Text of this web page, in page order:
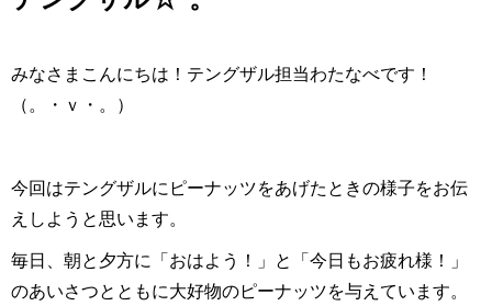
みなさまこんにちは！テングザル担当わたなべです！
（。・ｖ・。）
今回はテングザルにピーナッツをあげたときの様子をお伝
えしようと思います。
毎日、朝と夕方に「おはよう！」と「今日もお疲れ様！」
のあいさつとともに大好物のピーナッツを与えています。